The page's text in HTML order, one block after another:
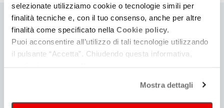
selezionate utilizziamo cookie o tecnologie simili per
finalità tecniche e, con il tuo consenso, anche per altre
finalità come specificato nella Cookie policy.
Puoi acconsentire all’utilizzo di tali tecnologie utilizzando
il pulsante “Accetta”. Chiudendo questa informativa,
Mostra dettagli
Stato
concluso